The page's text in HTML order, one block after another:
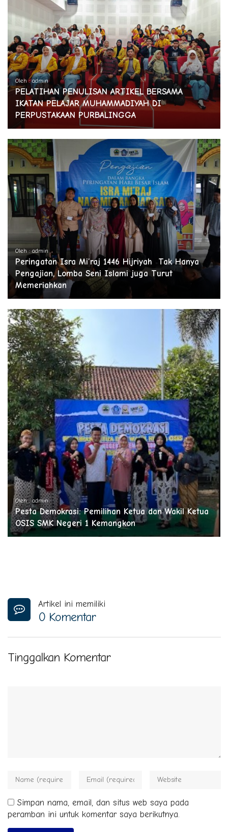
Oleh : admin
PELATIHAN PENULISAN ARTIKEL BERSAMA
IKATAN PELAJAR MUHAMMADIYAH DI
PERPUSTAKAAN PURBALINGGA
Oleh : admin
Peringatan Isra Mi’raj 1446 Hijriyah Tak Hanya
Pengajian, Lomba Seni Islami juga Turut
Memeriahkan
Oleh : admin
Pesta Demokrasi: Pemilihan Ketua dan Wakil Ketua
OSIS SMK Negeri 1 Kemangkon
Artikel ini memiliki
0 Komentar
Tinggalkan Komentar
Simpan nama, email, dan situs web saya pada
peramban ini untuk komentar saya berikutnya.